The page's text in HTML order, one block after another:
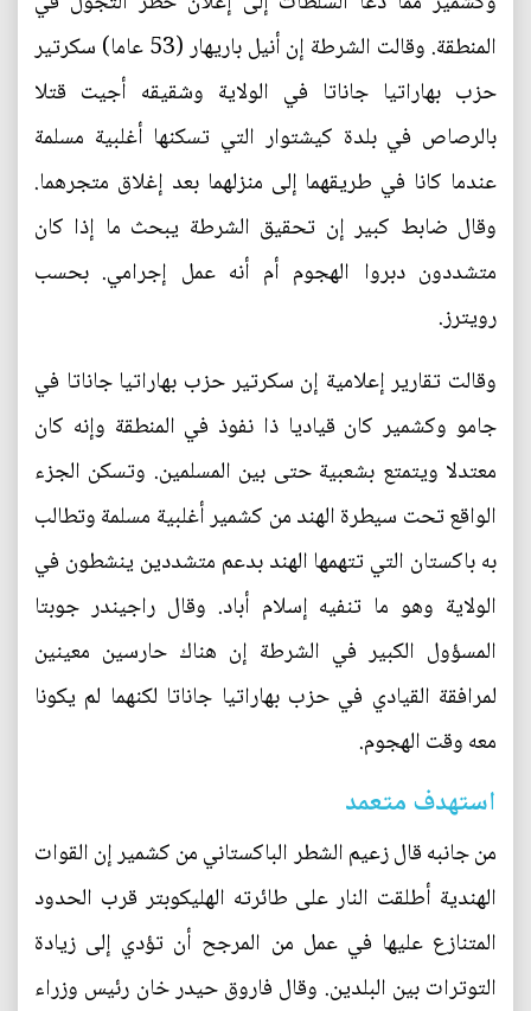
المنطقة. وقالت الشرطة إن أنيل باريهار (53 عاما) سكرتير
حزب بهاراتيا جاناتا في الولاية وشقيقه أجيت قتلا
بالرصاص في بلدة كيشتوار التي تسكنها أغلبية مسلمة
عندما كانا في طريقهما إلى منزلهما بعد إغلاق متجرهما.
وقال ضابط كبير إن تحقيق الشرطة يبحث ما إذا كان
متشددون دبروا الهجوم أم أنه عمل إجرامي. بحسب
رويترز.
وقالت تقارير إعلامية إن سكرتير حزب بهاراتيا جاناتا في
جامو وكشمير كان قياديا ذا نفوذ في المنطقة وإنه كان
معتدلا ويتمتع بشعبية حتى بين المسلمين. وتسكن الجزء
الواقع تحت سيطرة الهند من كشمير أغلبية مسلمة وتطالب
به باكستان التي تتهمها الهند بدعم متشددين ينشطون في
الولاية وهو ما تنفيه إسلام أباد. وقال راجيندر جوبتا
المسؤول الكبير في الشرطة إن هناك حارسين معينين
لمرافقة القيادي في حزب بهاراتيا جاناتا لكنهما لم يكونا
معه وقت الهجوم.
استهدف متعمد
من جانبه قال زعيم الشطر الباكستاني من كشمير إن القوات
الهندية أطلقت النار على طائرته الهليكوبتر قرب الحدود
المتنازع عليها في عمل من المرجح أن تؤدي إلى زيادة
التوترات بين البلدين. وقال فاروق حيدر خان رئيس وزراء